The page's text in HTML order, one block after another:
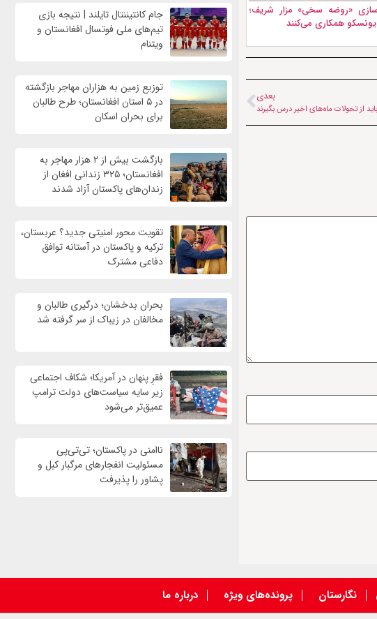
«روضه سخی» مزار شریف؛
و یونسکو همکاری می‌کنند
بعدی
از تحولات ماه‌های اخیر درس بگیرند
جام کانتیننتال تایلند | نتیجه بازی
تیم‌های ملی فوتسال افغانستان و
ویتنام
توزیع زمین به هزاران مهاجر بازگشته
در ۵ استان افغانستان؛ طرح طالبان
برای بحران اسکان
بازگشت بیش از ۲ هزار مهاجر به
افغانستان؛ ۳۲۵ زندانی افغان از
زندان‌های پاکستان آزاد شدند
تقویت محور امنیتی جدید؟ عربستان،
ترکیه و پاکستان در آستانه توافق
دفاعی مشترک
بحران بدخشان؛ درگیری طالبان و
مخالفان در زیباک از سر گرفته شد
فقرِ پنهان در آمریکا؛ شکاف اجتماعی
زیر سایه سیاست‌های دولت ترامپ
عمیق‌تر می‌شود
ناامنی در پاکستان؛ تی‌تی‌پی
مسئولیت انفجارهای مرگبار کبل و
پشاور را پذیرفت
نگارستان پرونده‌های ویژه درباره ما